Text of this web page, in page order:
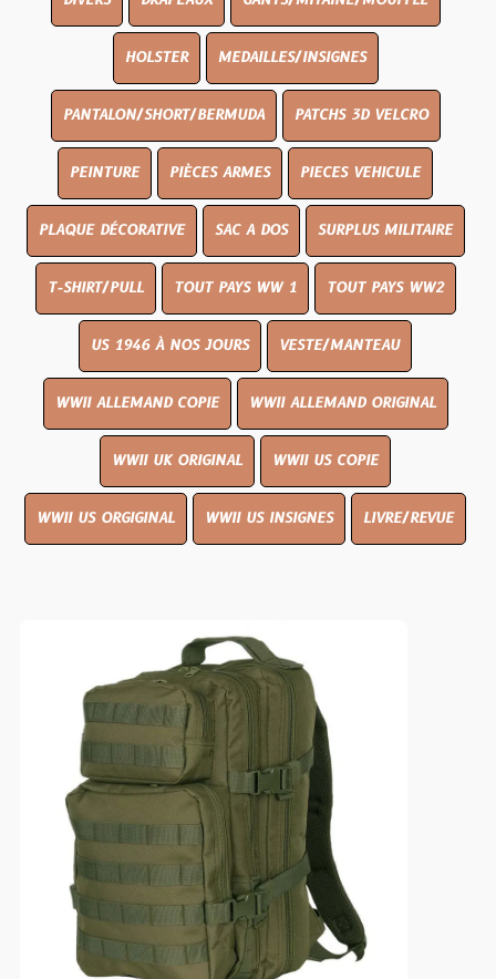
HOLSTER MEDAILLES/INSIGNES
PANTALON/SHORT/BERMUDA PATCHS 3D VELCRO
PEINTURE PIÈCES ARMES PIECES VEHICULE
PLAQUE DÉCORATIVE SAC A DOS SURPLUS MILITAIRE
T-SHIRT/PULL TOUT PAYS WW 1 TOUT PAYS WW2
US 1946 À NOS JOURS VESTE/MANTEAU
WWII ALLEMAND COPIE WWII ALLEMAND ORIGINAL
WWII UK ORIGINAL WWII US COPIE
WWII US ORGIGINAL WWII US INSIGNES LIVRE/REVUE